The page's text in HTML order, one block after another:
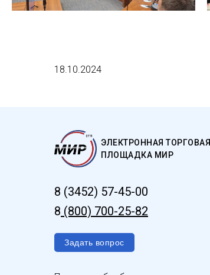
18.10.2024
ЭЛЕКТРОННАЯ ТОРГОВАЯ
ПЛОЩАДКА МИР
Задать вопрос
8 (3452) 57-45-00
8 (800) 700-25-82